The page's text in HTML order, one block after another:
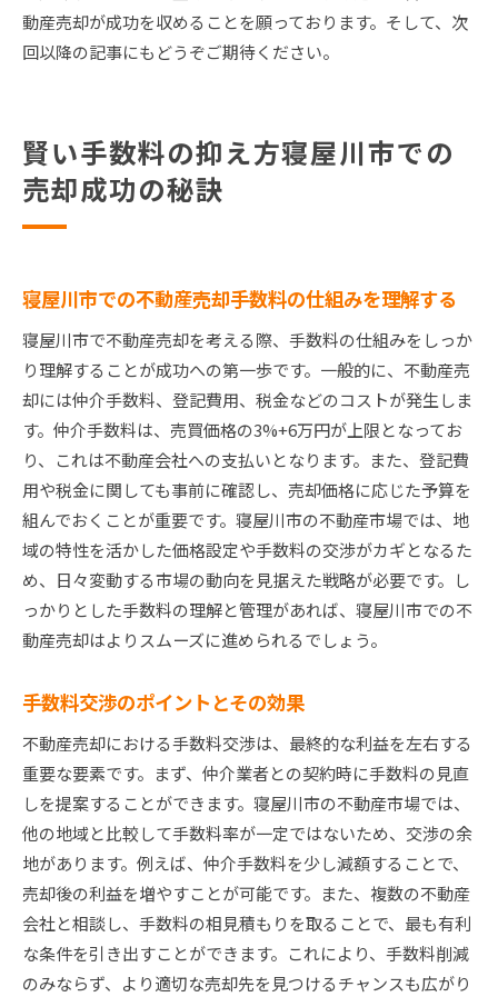
動産売却が成功を収めることを願っております。そして、次
回以降の記事にもどうぞご期待ください。
賢い手数料の抑え方寝屋川市での
売却成功の秘訣
寝屋川市での不動産売却手数料の仕組みを理解する
寝屋川市で不動産売却を考える際、手数料の仕組みをしっか
り理解することが成功への第一歩です。一般的に、不動産売
却には仲介手数料、登記費用、税金などのコストが発生しま
す。仲介手数料は、売買価格の3%+6万円が上限となってお
り、これは不動産会社への支払いとなります。また、登記費
用や税金に関しても事前に確認し、売却価格に応じた予算を
組んでおくことが重要です。寝屋川市の不動産市場では、地
域の特性を活かした価格設定や手数料の交渉がカギとなるた
め、日々変動する市場の動向を見据えた戦略が必要です。し
っかりとした手数料の理解と管理があれば、寝屋川市での不
動産売却はよりスムーズに進められるでしょう。
手数料交渉のポイントとその効果
不動産売却における手数料交渉は、最終的な利益を左右する
重要な要素です。まず、仲介業者との契約時に手数料の見直
しを提案することができます。寝屋川市の不動産市場では、
他の地域と比較して手数料率が一定ではないため、交渉の余
地があります。例えば、仲介手数料を少し減額することで、
売却後の利益を増やすことが可能です。また、複数の不動産
会社と相談し、手数料の相見積もりを取ることで、最も有利
な条件を引き出すことができます。これにより、手数料削減
のみならず、より適切な売却先を見つけるチャンスも広がり